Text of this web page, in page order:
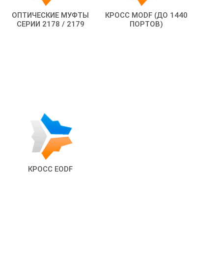
ОПТИЧЕСКИЕ МУФТЫ
СЕРИИ 2178 / 2179
КРОСС MODF (ДО 1440
ПОРТОВ)
КРОСС EODF